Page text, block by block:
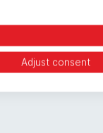
tuo progetto.
Adjust consent